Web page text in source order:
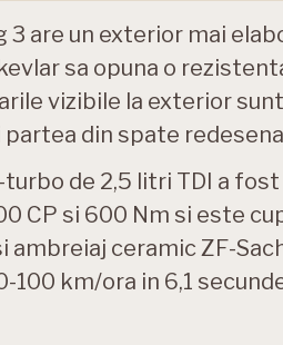
3 are un exterior mai
sa opuna o
vizibile la exterior
din spate
de 2,5 litri TDI a
CP si 600 Nm si este
ceramic ZF-
100 km/ora in 6,1